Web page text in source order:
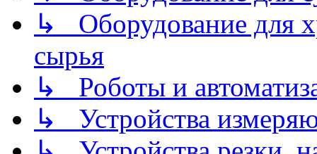
↳ Оборудование для
сырья
↳ Роботы и
↳ Устройства